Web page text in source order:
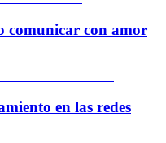
comunicar con amor
en las redes